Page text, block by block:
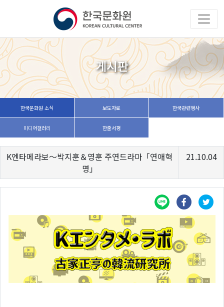
게시판
한국문화원 소식 보도자료 한국관련행사
미디어갤러리 한줄서평
K엔타메라보～박지훈＆영훈 주연드라마「연애혁
명」
21.10.04